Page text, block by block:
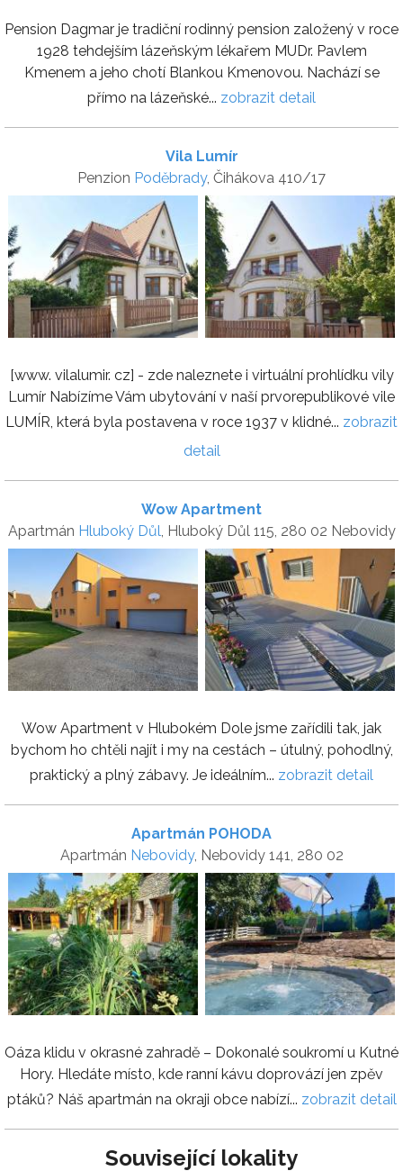
Pension Dagmar je tradiční rodinný pension založený v roce
1928 tehdejším lázeňským lékařem MUDr. Pavlem
Kmenem a jeho chotí Blankou Kmenovou. Nachází se
přímo na lázeňské... zobrazit detail
Vila Lumír
Penzion Poděbrady, Čihákova 410/17
[www. vilalumir. cz] - zde naleznete i virtuální prohlídku vily
Lumír Nabízíme Vám ubytování v naší prvorepublikové vile
LUMÍR, která byla postavena v roce 1937 v klidné... zobrazit
detail
Wow Apartment
Apartmán Hluboký Důl, Hluboký Důl 115, 280 02 Nebovidy
Wow Apartment v Hlubokém Dole jsme zařídili tak, jak
bychom ho chtěli najít i my na cestách – útulný, pohodlný,
praktický a plný zábavy. Je ideálním... zobrazit detail
Apartmán POHODA
Apartmán Nebovidy, Nebovidy 141, 280 02
Oáza klidu v okrasné zahradě – Dokonalé soukromí u Kutné
Hory. Hledáte místo, kde ranní kávu doprovází jen zpěv
ptáků? Náš apartmán na okraji obce nabízí... zobrazit detail
Související lokality